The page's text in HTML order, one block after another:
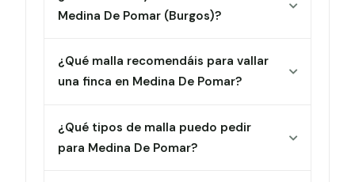
Medina De Pomar (Burgos)?
¿Qué malla recomendáis para vallar
una finca en Medina De Pomar?
¿Qué tipos de malla puedo pedir
para Medina De Pomar?